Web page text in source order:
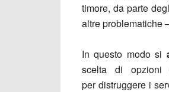
timore, da parte
altre problematiche
In questo modo si
scelta di opzioni
per distruggere i